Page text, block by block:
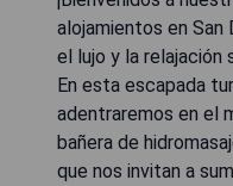
alojamientos en San
el lujo y la relajación
En esta escapada
adentraremos en el
bañera de
que nos invitan a